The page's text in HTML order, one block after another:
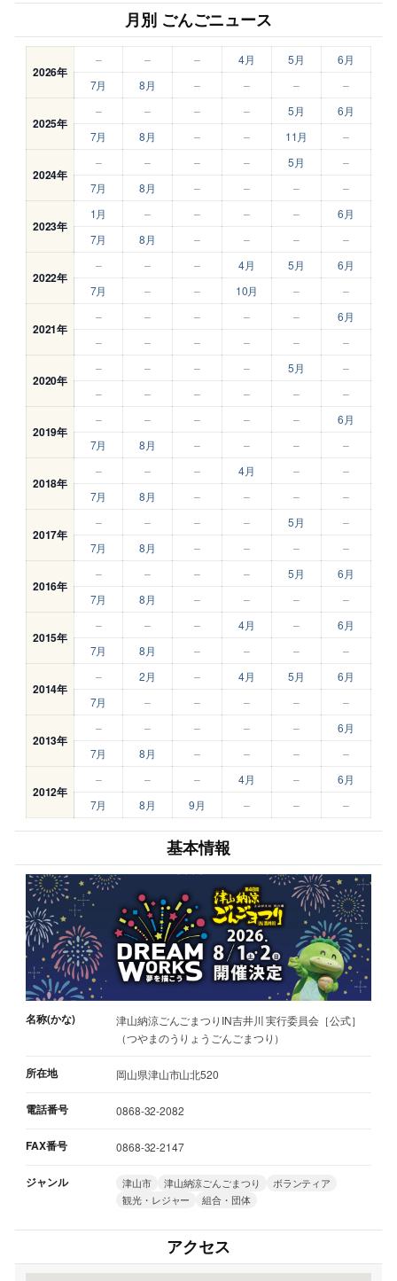
月別 ごんごニュース
2026年
– – – 4月 5月
6月
7月
8月 – – – –
2025年
– – – – 5月
6月
7月
8月 – – 11月 –
2024年
– – – – 5月
–
7月
8月 – – – –
2023年
1月 – – – –
6月
7月
8月 – – – –
2022年
– – – 4月 5月
6月
7月
– – 10月 – –
2021年
– – – – –
6月
–
– – – – –
2020年
– – – – 5月
–
–
– – – – –
2019年
– – – – –
6月
7月
8月 – – – –
2018年
– – – 4月 –
–
7月
8月 – – – –
2017年
– – – – 5月
–
7月
8月 – – – –
2016年
– – – – 5月
6月
7月
8月 – – – –
2015年
– – – 4月 –
6月
7月
8月 – – – –
2014年
– 2月 – 4月 5月
6月
7月
– – – – –
2013年
– – – – –
6月
7月
8月 – – – –
2012年
– – – 4月 –
6月
7月
8月 9月 – – –
基本情報
名称(かな)
津山納涼ごんごまつりIN吉井川 実行委員会［公式］
（つやまのうりょうごんごまつり）
所在地 岡山県津山市山北520
電話番号 0868-32-2082
FAX番号 0868-32-2147
ジャンル 津山市 津山納涼ごんごまつり
ボランティア
観光・レジャー
組合・団体
アクセス